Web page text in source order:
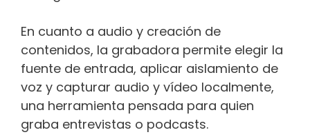
En cuanto a audio y creación de
contenidos, la grabadora permite elegir la
fuente de entrada, aplicar aislamiento de
voz y capturar audio y vídeo localmente,
una herramienta pensada para quien
graba entrevistas o podcasts.